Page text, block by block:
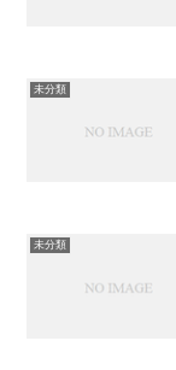
未分類
未分類